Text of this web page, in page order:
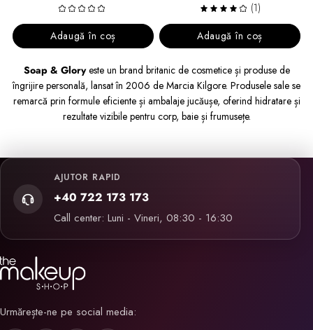
Adaugă în coș
(1)
Adaugă în coș
Soap & Gloryeste un brand britanic de cosmetice și produse de
îngrijire personală, lansat în 2006 de Marcia Kilgore. Produsele sale se
remarcă prin formule eficiente și ambalaje jucăușe, oferind hidratare și
rezultate vizibile pentru corp, baie și frumusețe.
AJUTOR RAPID
+40 722 173 173
Call center: Luni - Vineri, 08:30 - 16:30
Urmărește-ne pe social media: